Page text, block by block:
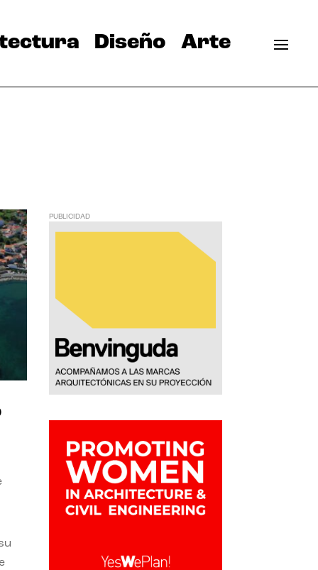
Diseño Arte
PUBLICIDAD